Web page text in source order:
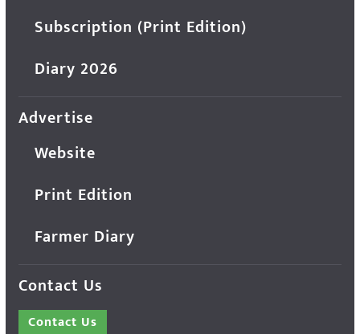
Subscription (Print Edition)
Diary 2026
Advertise
Website
Print Edition
Farmer Diary
Contact Us
Contact Us